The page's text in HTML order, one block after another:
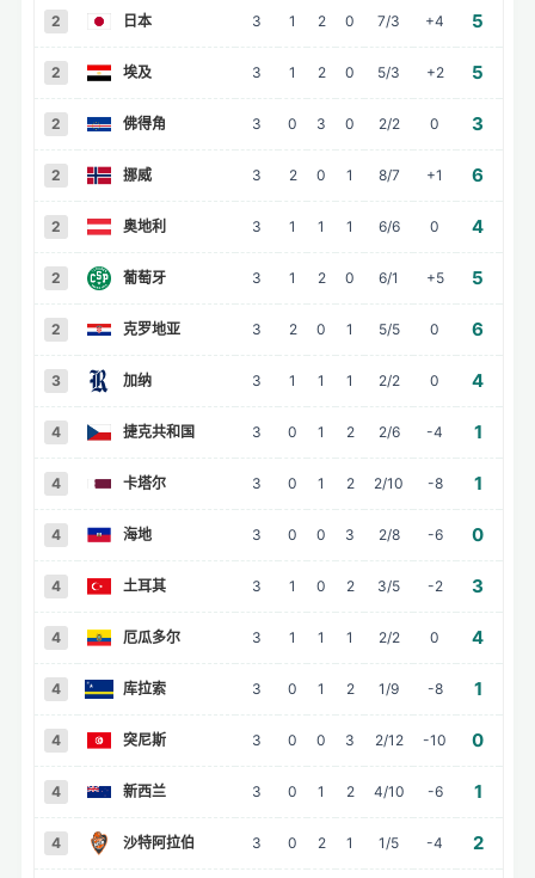
2 日本 3 1 2 0 7/3 +4 5
2 埃及 3 1 2 0 5/3 +2 5
2 佛得角 3 0 3 0 2/2 0 3
2 挪威 3 2 0 1 8/7 +1 6
2 奥地利 3 1 1 1 6/6 0 4
2 葡萄牙 3 1 2 0 6/1 +5 5
2 克罗地亚 3 2 0 1 5/5 0 6
3 加纳 3 1 1 1 2/2 0 4
4 捷克共和国 3 0 1 2 2/6 -4 1
4 卡塔尔 3 0 1 2 2/10 -8 1
4 海地 3 0 0 3 2/8 -6 0
4 土耳其 3 1 0 2 3/5 -2 3
4 厄瓜多尔 3 1 1 1 2/2 0 4
4 库拉索 3 0 1 2 1/9 -8 1
4 突尼斯 3 0 0 3 2/12 -10 0
4 新西兰 3 0 1 2 4/10 -6 1
4 沙特阿拉伯 3 0 2 1 1/5 -4 2